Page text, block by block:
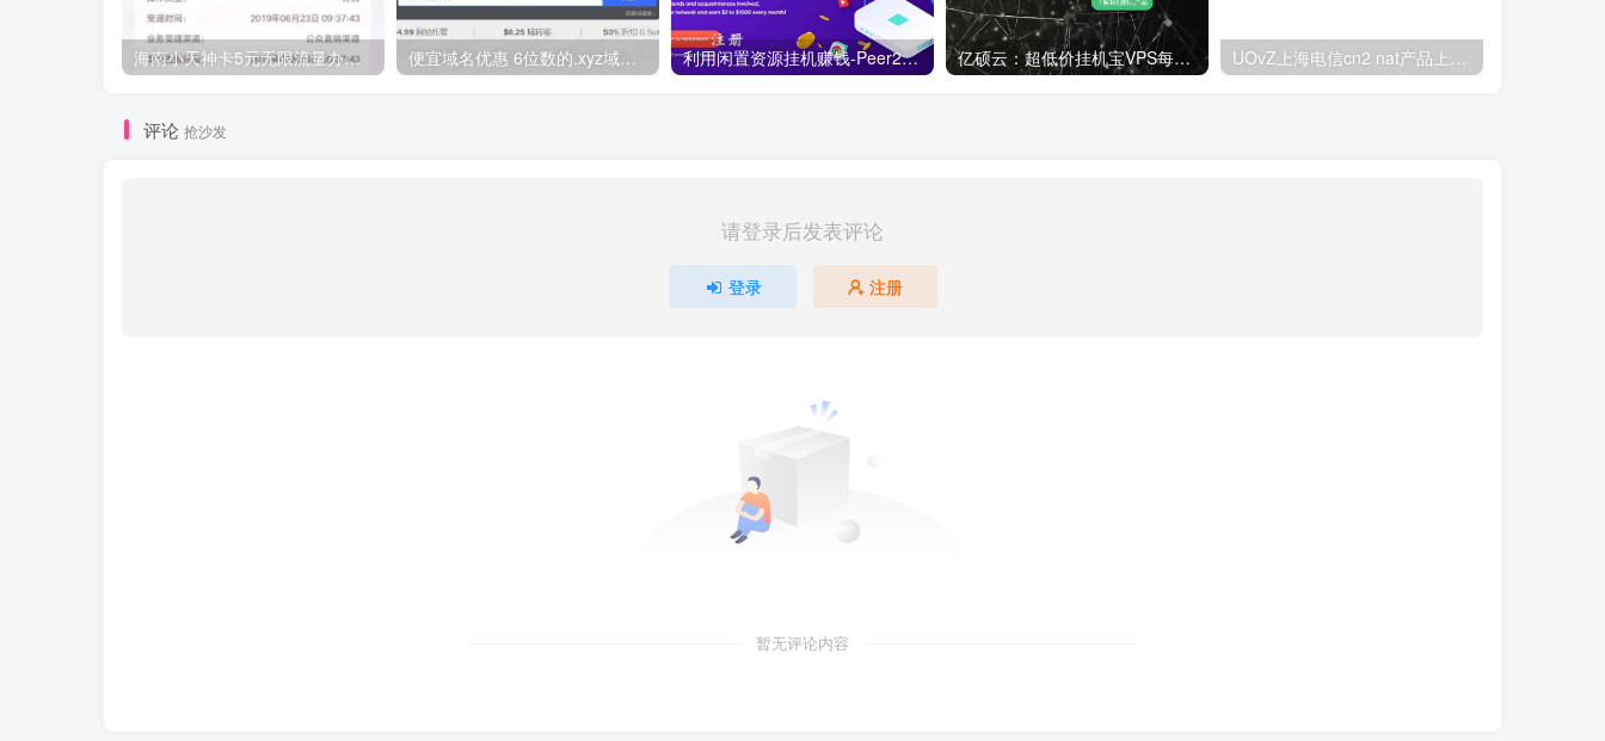
海南小天神卡5元无限流量办理的方法，5元流量不限量自行车来了 便宜域名优惠 6位数的.xyz域名 注册10年 仅需5.89美元折33元！ 利用闲置资源挂机赚钱-Peer2Profit ，支持windows,linux,Android多平台 亿硕云：超低价挂机宝VPS每月4元起！全国多地，枣庄高防100G抗攻击
评论 抢沙发
请登录后发表评论
登录 注册
暂无评论内容